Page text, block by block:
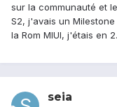
sur la communauté et
S2, j'avais un
la Rom MIUI, j'étais en
seia